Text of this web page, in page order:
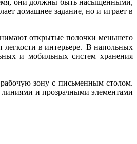
домашнее задание, но и играет в
открытые полочки меньшего
легкости в интерьере. В напольных
и мобильных систем хранения
зону с письменным столом.
и прозрачными элементами